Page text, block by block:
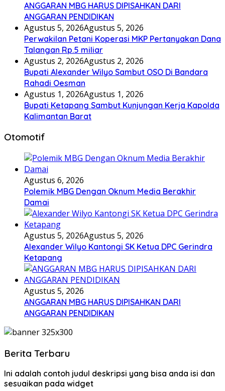
ANGGARAN MBG HARUS DIPISAHKAN DARI
ANGGARAN PENDIDIKAN
Agustus 5, 2026Agustus 5, 2026
Perwakilan Petani Koperasi MKP Pertanyakan Dana
Talangan Rp.5 miliar
Agustus 2, 2026Agustus 2, 2026
Bupati Alexander Wilyo Sambut OSO Di Bandara
Rahadi Oesman
Agustus 1, 2026Agustus 1, 2026
Bupati Ketapang Sambut Kunjungan Kerja Kapolda
Kalimantan Barat
Otomotif
Agustus 6, 2026
Polemik MBG Dengan Oknum Media Berakhir
Damai
Agustus 5, 2026Agustus 5, 2026
Alexander Wilyo Kantongi SK Ketua DPC Gerindra
Ketapang
Agustus 5, 2026
ANGGARAN MBG HARUS DIPISAHKAN DARI
ANGGARAN PENDIDIKAN
Berita Terbaru
Ini adalah contoh judul deskripsi yang bisa anda isi dan
sesuaikan pada widget